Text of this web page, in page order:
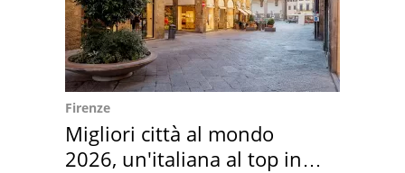
Firenze
Migliori città al mondo
2026, un'italiana al top in